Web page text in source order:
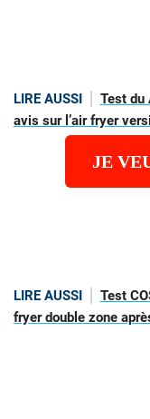
LIRE AUSSI
Test du
avis sur l’air fryer
JE
LIRE AUSSI
Test
fryer double zone